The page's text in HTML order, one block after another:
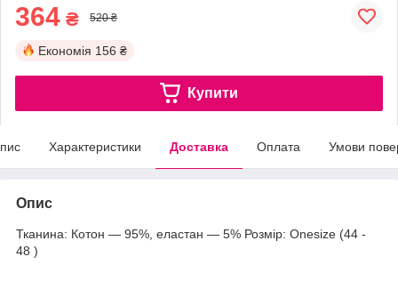
364 ₴ 520 ₴
Економія 156 ₴
Купити
Характеристики Доставка Оплата Умови
Опис
Тканина: Котон — 95%, еластан — 5% Розмір: Onesize (44 -
48 )